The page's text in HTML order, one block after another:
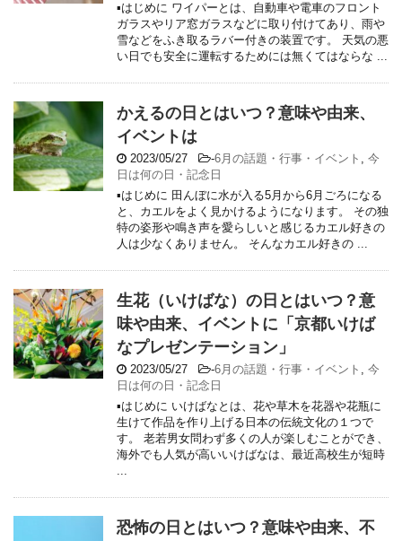
▪はじめに ワイパーとは、自動車や電車のフロント
ガラスやリア窓ガラスなどに取り付けてあり、雨や
雪などをふき取るラバー付きの装置です。 天気の悪
い日でも安全に運転するためには無くてはならな ...
かえるの日とはいつ？意味や由来、
イベントは
2023/05/27 -6月の話題・行事・イベント , 今
日は何の日・記念日
▪はじめに 田んぼに水が入る5月から6月ごろになる
と、カエルをよく見かけるようになります。 その独
特の姿形や鳴き声を愛らしいと感じるカエル好きの
人は少なくありません。 そんなカエル好きの ...
生花（いけばな）の日とはいつ？意
味や由来、イベントに「京都いけば
なプレゼンテーション」
2023/05/27 -6月の話題・行事・イベント , 今
日は何の日・記念日
▪はじめに いけばなとは、花や草木を花器や花瓶に
生けて作品を作り上げる日本の伝統文化の１つで
す。 老若男女問わず多くの人が楽しむことができ、
海外でも人気が高いいけばなは、最近高校生が短時
...
恐怖の日とはいつ？意味や由来、不